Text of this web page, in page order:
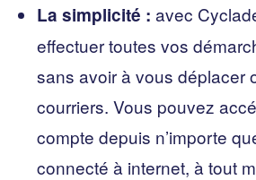
La simplicité : avec
effectuer toutes vos
sans avoir à vous déplacer
courriers. Vous pouvez
compte depuis n’importe
connecté à internet, à tout